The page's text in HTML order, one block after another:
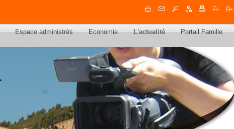
Espace administrés Economie L'actualité
Portail Famille